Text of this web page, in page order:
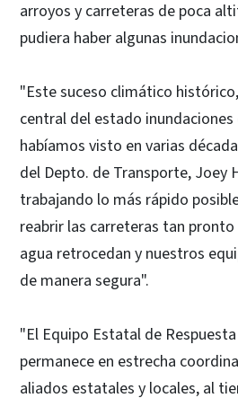
arroyos y carreteras de poca
pudiera haber algunas
"Este suceso climático
central del estado
habíamos visto en varias
del Depto. de Transporte, Joey
trabajando lo más rápido
reabrir las carreteras tan
agua retrocedan y nuestros
de manera segura".
"El Equipo Estatal de
permanece en estrecha
aliados estatales y locales, al